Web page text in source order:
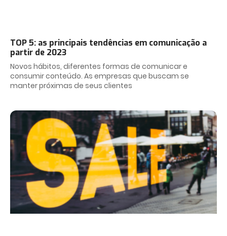
TOP 5: as principais tendências em comunicação a
partir de 2023
Novos hábitos, diferentes formas de comunicar e
consumir conteúdo. As empresas que buscam se
manter próximas de seus clientes